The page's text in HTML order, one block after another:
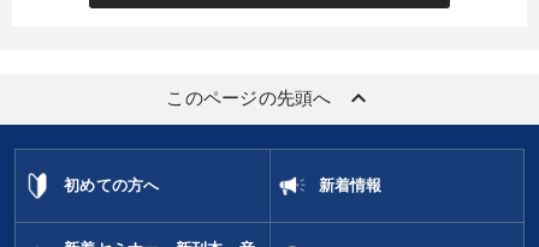
このページの先頭へ keyboard_arrow_up
初めての方へ 新着情報